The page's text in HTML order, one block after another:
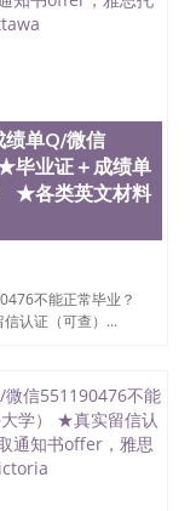
绩单Q/微信
毕业证＋成绩单
★各类英文材料
不能正常毕业？
认证（可查）...